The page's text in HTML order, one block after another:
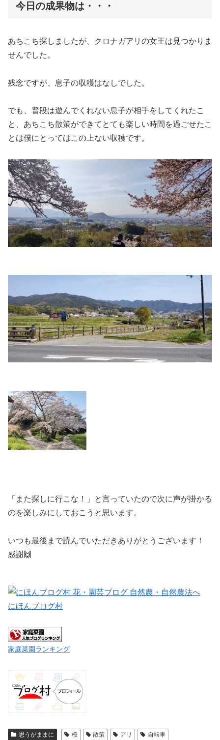
今日の成果物は・・・
あちこち探しましたが、クロナガアリの女王は見つかりま
せんでした。
残念ですが、息子の収穫はなしでした。
でも、普段は遊んでくれない息子が相手をしてくれたこ
と、あちこち散策ができてとても楽しい時間を過ごせたこ
とは僕にとってはこの上ない収穫です。
「また探しに行こな！」と言っていたので次に声が掛かる
のを楽しみにしておこうと思います。
いつも最後まで読んでいただきありがとうございます！
感謝🙌
にほんブログ村
家庭菜園ランキング
思うがままに 桜 散策 アリ 自転車